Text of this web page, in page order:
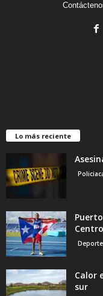
Lo más reciente
Calor
sur